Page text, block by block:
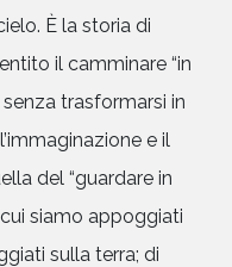
È la storia di
il camminare “in
senza trasformarsi in
e il
del “guardare in
siamo appoggiati
sulla terra; di